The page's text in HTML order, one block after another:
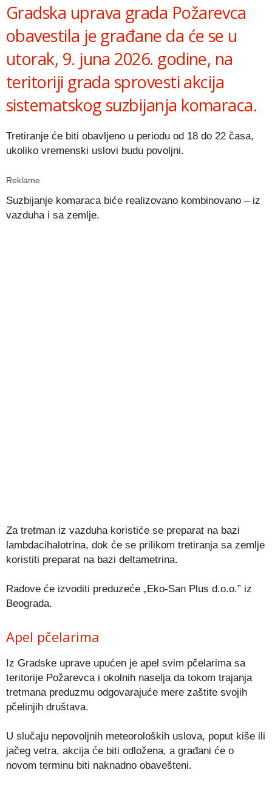
Gradska uprava grada Požarevca
obavestila je građane da će se u
utorak, 9. juna 2026. godine, na
teritoriji grada sprovesti akcija
sistematskog suzbijanja komaraca.
Tretiranje će biti obavljeno u periodu od 18 do 22 časa,
ukoliko vremenski uslovi budu povoljni.
Reklame
Suzbijanje komaraca biće realizovano kombinovano – iz
vazduha i sa zemlje.
Za tretman iz vazduha koristiće se preparat na bazi
lambdacihalotrina, dok će se prilikom tretiranja sa zemlje
koristiti preparat na bazi deltametrina.
Radove će izvoditi preduzeće „Eko-San Plus d.o.o.” iz
Beograda.
Apel pčelarima
Iz Gradske uprave upućen je apel svim pčelarima sa
teritorije Požarevca i okolnih naselja da tokom trajanja
tretmana preduzmu odgovarajuće mere zaštite svojih
pčelinjih društava.
U slučaju nepovoljnih meteoroloških uslova, poput kiše ili
jačeg vetra, akcija će biti odložena, a građani će o
novom terminu biti naknadno obavešteni.